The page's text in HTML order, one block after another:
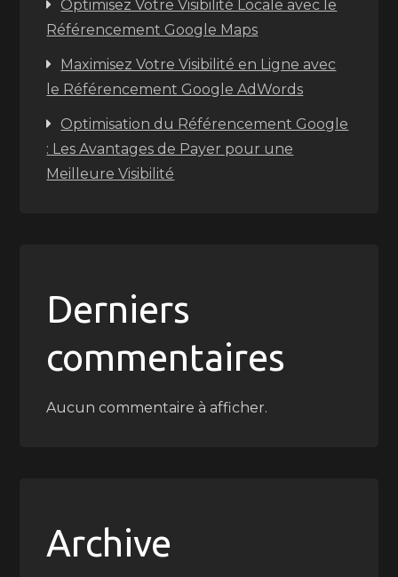
Optimisez Votre Visibilité Locale avec le
Référencement Google Maps
Maximisez Votre Visibilité en Ligne avec
le Référencement Google AdWords
Optimisation du Référencement Google
: Les Avantages de Payer pour une
Meilleure Visibilité
Derniers
commentaires
Aucun commentaire à afficher.
Archive